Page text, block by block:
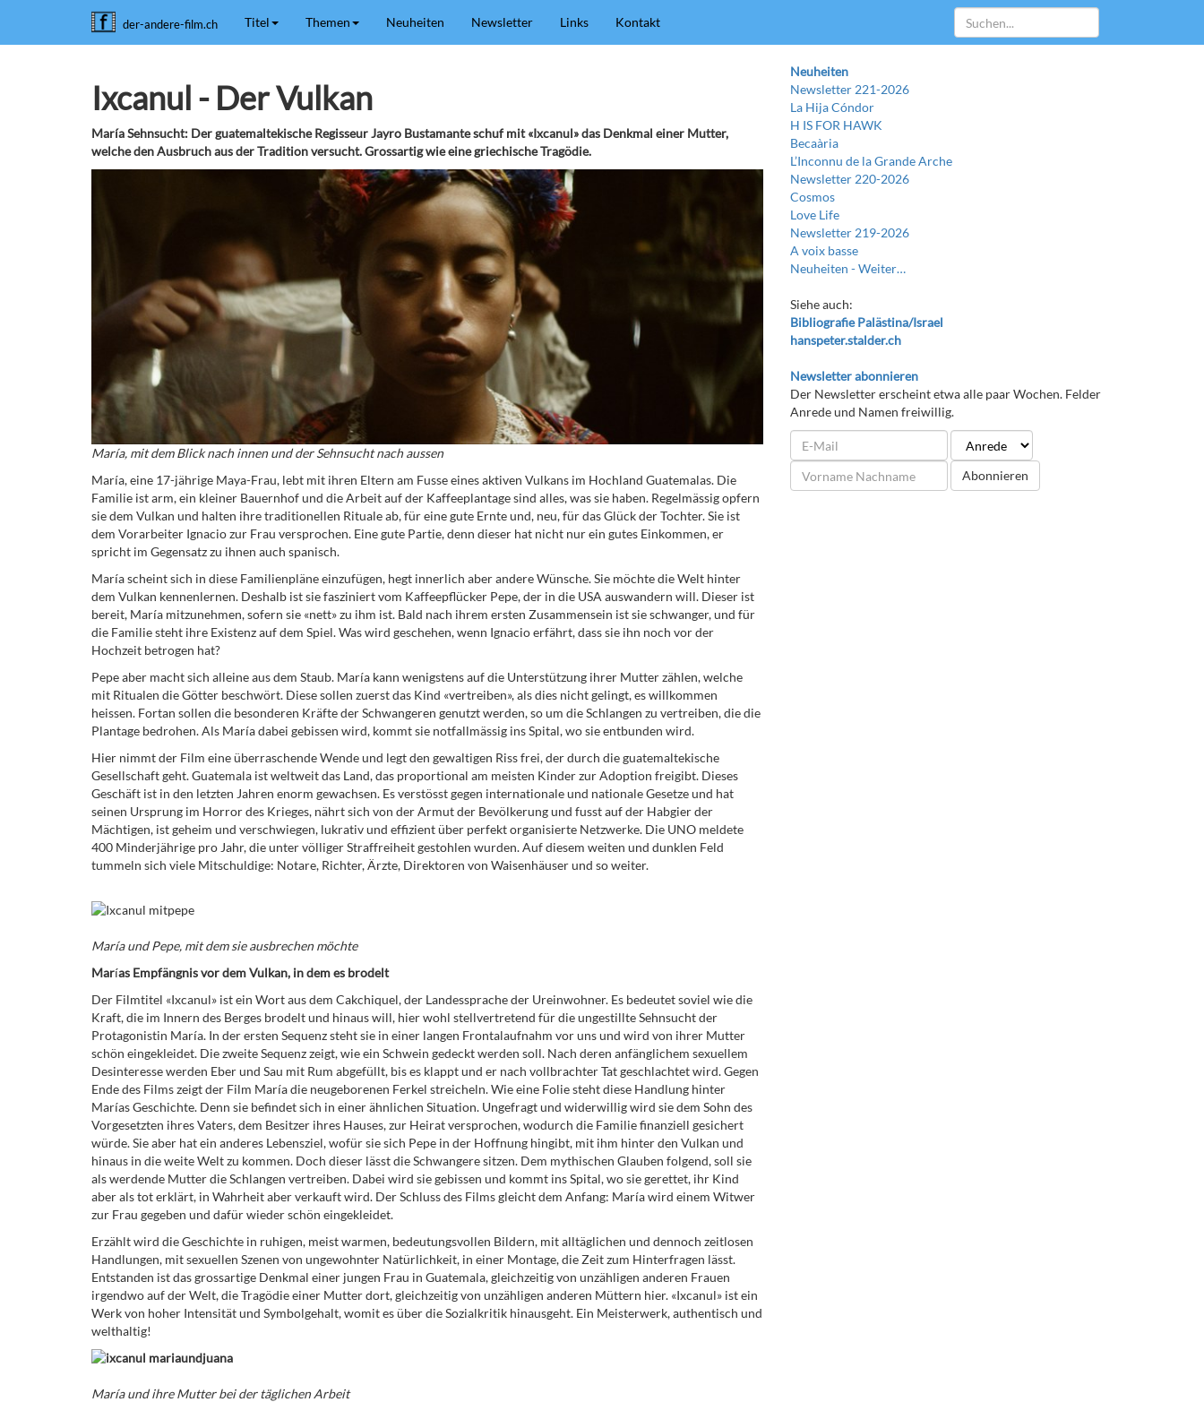
der-andere-film.ch Titel Themen Neuheiten Newsletter Links Kontakt
Ixcanul - Der Vulkan
María Sehnsucht: Der guatemaltekische Regisseur Jayro Bustamante schuf mit «Ixcanul» das Denkmal einer Mutter,
welche den Ausbruch aus der Tradition versucht. Grossartig wie eine griechische Tragödie.
María, mit dem Blick nach innen und der Sehnsucht nach aussen
María, eine 17-jährige Maya-Frau, lebt mit ihren Eltern am Fusse eines aktiven Vulkans im Hochland Guatemalas. Die
Familie ist arm, ein kleiner Bauernhof und die Arbeit auf der Kaffeeplantage sind alles, was sie haben. Regelmässig opfern
sie dem Vulkan und halten ihre traditionellen Rituale ab, für eine gute Ernte und, neu, für das Glück der Tochter. Sie ist
dem Vorarbeiter Ignacio zur Frau versprochen. Eine gute Partie, denn dieser hat nicht nur ein gutes Einkommen, er
spricht im Gegensatz zu ihnen auch spanisch.
María scheint sich in diese Familienpläne einzufügen, hegt innerlich aber andere Wünsche. Sie möchte die Welt hinter
dem Vulkan kennenlernen. Deshalb ist sie fasziniert vom Kaffeepflücker Pepe, der in die USA auswandern will. Dieser ist
bereit, María mitzunehmen, sofern sie «nett» zu ihm ist. Bald nach ihrem ersten Zusammensein ist sie schwanger, und für
die Familie steht ihre Existenz auf dem Spiel. Was wird geschehen, wenn Ignacio erfährt, dass sie ihn noch vor der
Hochzeit betrogen hat?
Pepe aber macht sich alleine aus dem Staub. María kann wenigstens auf die Unterstützung ihrer Mutter zählen, welche
mit Ritualen die Götter beschwört. Diese sollen zuerst das Kind «vertreiben», als dies nicht gelingt, es willkommen
heissen. Fortan sollen die besonderen Kräfte der Schwangeren genutzt werden, so um die Schlangen zu vertreiben, die die
Plantage bedrohen. Als María dabei gebissen wird, kommt sie notfallmässig ins Spital, wo sie entbunden wird.
Hier nimmt der Film eine überraschende Wende und legt den gewaltigen Riss frei, der durch die guatemaltekische
Gesellschaft geht. Guatemala ist weltweit das Land, das proportional am meisten Kinder zur Adoption freigibt. Dieses
Geschäft ist in den letzten Jahren enorm gewachsen. Es verstösst gegen internationale und nationale Gesetze und hat
seinen Ursprung im Horror des Krieges, nährt sich von der Armut der Bevölkerung und fusst auf der Habgier der
Mächtigen, ist geheim und verschwiegen, lukrativ und effizient über perfekt organisierte Netzwerke. Die UNO meldete
400 Minderjährige pro Jahr, die unter völliger Straffreiheit gestohlen wurden. Auf diesem weiten und dunklen Feld
tummeln sich viele Mitschuldige: Notare, Richter, Ärzte, Direktoren von Waisenhäuser und so weiter.
María und Pepe, mit dem sie ausbrechen möchte
Marías Empfängnis vor dem Vulkan, in dem es brodelt
Der Filmtitel «Ixcanul» ist ein Wort aus dem Cakchiquel, der Landessprache der Ureinwohner. Es bedeutet soviel wie die
Kraft, die im Innern des Berges brodelt und hinaus will, hier wohl stellvertretend für die ungestillte Sehnsucht der
Protagonistin María. In der ersten Sequenz steht sie in einer langen Frontalaufnahm vor uns und wird von ihrer Mutter
schön eingekleidet. Die zweite Sequenz zeigt, wie ein Schwein gedeckt werden soll. Nach deren anfänglichem sexuellem
Desinteresse werden Eber und Sau mit Rum abgefüllt, bis es klappt und er nach vollbrachter Tat geschlachtet wird. Gegen
Ende des Films zeigt der Film María die neugeborenen Ferkel streicheln. Wie eine Folie steht diese Handlung hinter
Marías Geschichte. Denn sie befindet sich in einer ähnlichen Situation. Ungefragt und widerwillig wird sie dem Sohn des
Vorgesetzten ihres Vaters, dem Besitzer ihres Hauses, zur Heirat versprochen, wodurch die Familie finanziell gesichert
würde. Sie aber hat ein anderes Lebensziel, wofür sie sich Pepe in der Hoffnung hingibt, mit ihm hinter den Vulkan und
hinaus in die weite Welt zu kommen. Doch dieser lässt die Schwangere sitzen. Dem mythischen Glauben folgend, soll sie
als werdende Mutter die Schlangen vertreiben. Dabei wird sie gebissen und kommt ins Spital, wo sie gerettet, ihr Kind
aber als tot erklärt, in Wahrheit aber verkauft wird. Der Schluss des Films gleicht dem Anfang: María wird einem Witwer
zur Frau gegeben und dafür wieder schön eingekleidet.
Erzählt wird die Geschichte in ruhigen, meist warmen, bedeutungsvollen Bildern, mit alltäglichen und dennoch zeitlosen
Handlungen, mit sexuellen Szenen von ungewohnter Natürlichkeit, in einer Montage, die Zeit zum Hinterfragen lässt.
Entstanden ist das grossartige Denkmal einer jungen Frau in Guatemala, gleichzeitig von unzähligen anderen Frauen
irgendwo auf der Welt, die Tragödie einer Mutter dort, gleichzeitig von unzähligen anderen Müttern hier. «Ixcanul» ist ein
Werk von hoher Intensität und Symbolgehalt, womit es über die Sozialkritik hinausgeht. Ein Meisterwerk, authentisch und
welthaltig!
María und ihre Mutter bei der täglichen Arbeit
Neuheiten
Newsletter 221-2026
La Hija Cóndor
H IS FOR HAWK
Becaària
L’Inconnu de la Grande Arche
Newsletter 220-2026
Cosmos
Love Life
Newsletter 219-2026
A voix basse
Neuheiten -Weiter…
Siehe auch:
Bibliografie Palästina/Israel
hanspeter.stalder.ch
Newsletter abonnieren
Der Newsletter erscheint etwa alle paar Wochen. Felder
Anrede und Namen freiwillig.
Abonnieren